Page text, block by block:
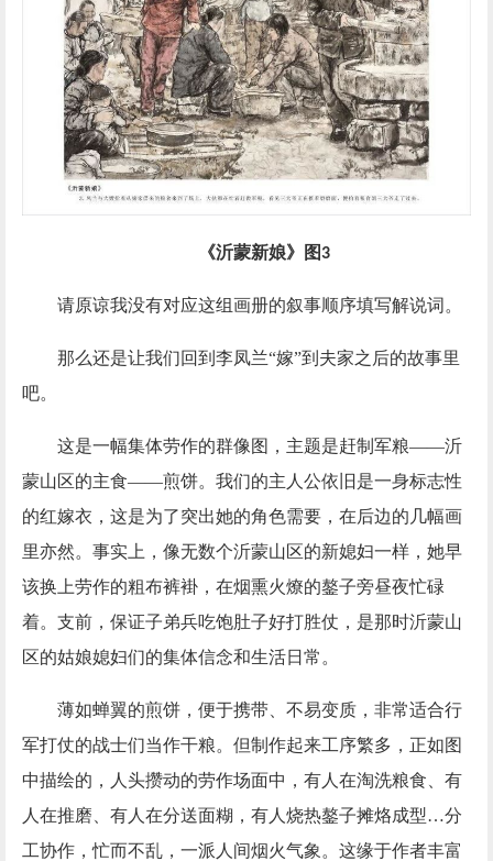
《沂蒙新娘》图3
请原谅我没有对应这组画册的叙事顺序填写解说词。
那么还是让我们回到李凤兰“嫁”到夫家之后的故事里
吧。
这是一幅集体劳作的群像图，主题是赶制军粮——沂
蒙山区的主食——煎饼。我们的主人公依旧是一身标志性
的红嫁衣，这是为了突出她的角色需要，在后边的几幅画
里亦然。事实上，像无数个沂蒙山区的新媳妇一样，她早
该换上劳作的粗布裤褂，在烟熏火燎的鏊子旁昼夜忙碌
着。支前，保证子弟兵吃饱肚子好打胜仗，是那时沂蒙山
区的姑娘媳妇们的集体信念和生活日常。
薄如蝉翼的煎饼，便于携带、不易变质，非常适合行
军打仗的战士们当作干粮。但制作起来工序繁多，正如图
中描绘的，人头攒动的劳作场面中，有人在淘洗粮食、有
人在推磨、有人在分送面糊，有人烧热鏊子摊烙成型…分
工协作，忙而不乱，一派人间烟火气象。这缘于作者丰富